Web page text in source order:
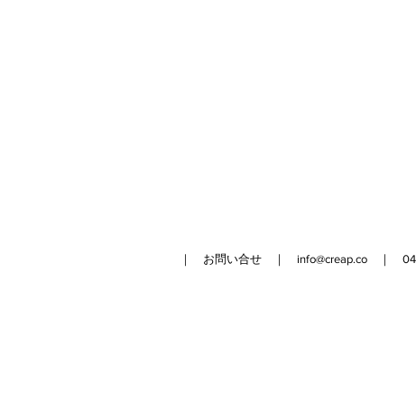
｜ お問い合せ ｜ info@creap.co ｜ 042